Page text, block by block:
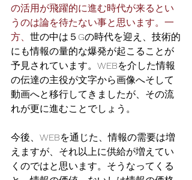
の活用が飛躍的に進む時代が来るとい
うのは論を待たない事と思います。一
方、 世の中は５Gの時代を迎え、技術的
にも情報の量的な爆発が起こることが
予見されています。WEBを介した情報
の伝達の主役が文字から画像へそして
動画へと移行してきましたが、その流
れが更に進むことでしょう。
今後、WEBを通じた、情報の需要は増
えますが、それ以上に供給が増えてい
くのではと思います。そうなってくる